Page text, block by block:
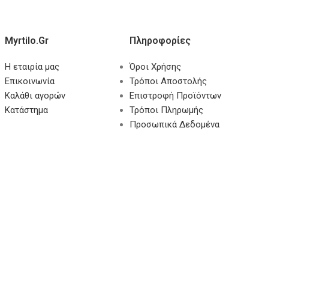
Myrtilo.gr
Η εταιρία μας
Επικοινωνία
Καλάθι αγορών
Κατάστημα
Πληροφορίες
Όροι Χρήσης
Τρόποι Αποστολής
Επιστροφή Προϊόντων
Τρόποι Πληρωμής
Προσωπικά Δεδομένα